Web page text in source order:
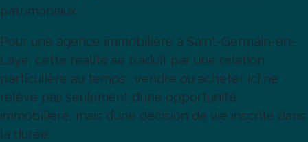
patrimoniaux.
Pour une agence immobilière à Saint-Germain-en-
Laye, cette réalité se traduit par une relation
particulière au temps : vendre ou acheter ici ne
relève pas seulement d’une opportunité
immobilière, mais d’une décision de vie inscrite dans
la durée.